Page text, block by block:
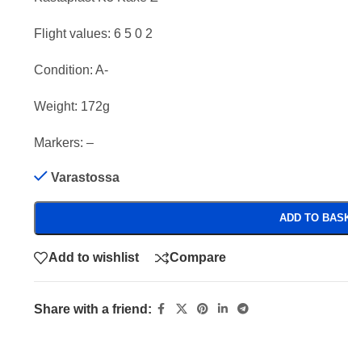
Flight values: 6 5 0 2
Condition: A-
Weight: 172g
Markers: –
Varastossa
ADD TO
Add to wishlist Compare
Share with a friend: